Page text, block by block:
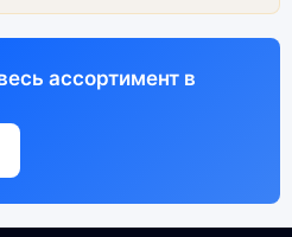
ассортимент в